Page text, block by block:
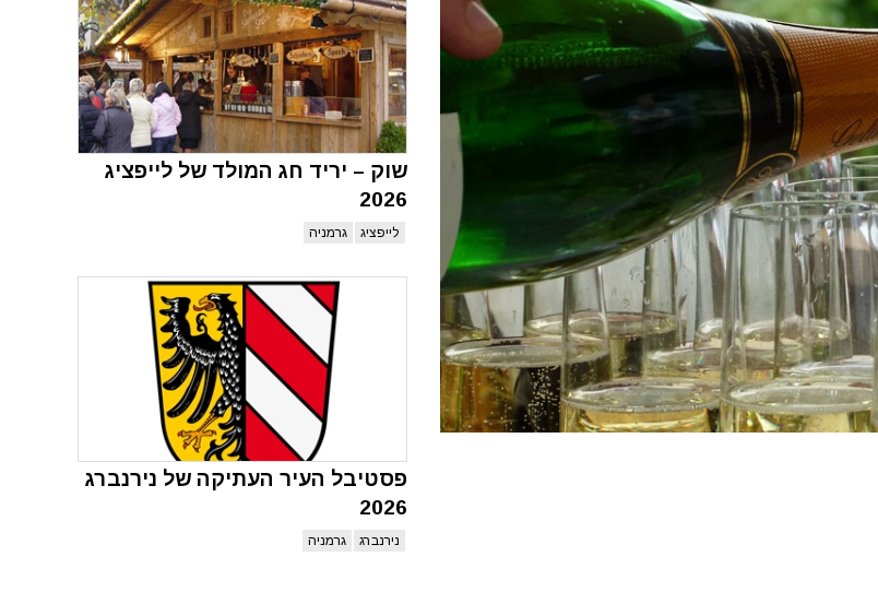
שוק – יריד חג המולד של לייפציג
2026
לייפציג גרמניה
פסטיבל העיר העתיקה של נירנברג
2026
נירנברג גרמניה